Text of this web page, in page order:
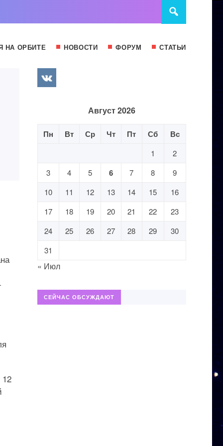
НА ОРБИТЕ НОВОСТИ ФОРУМ СТАТЬИ
12
Август 2026
Пн Вт Ср Чт Пт Сб Вс
1
2
3
4 5 6 7 8
9
10
11 12 13 14 15
16
17
18 19 20 21 22
23
24
25 26 27 28 29
30
31
« Июл
СЕЙЧАС ОБСУЖДАЮТ